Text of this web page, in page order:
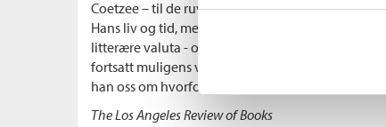
Coetzee – til de ruvende romaneneVanære,Før
Hans liv og tid, med deres utvidende
litterære valuta - og innsikten som kommer med
fortsatt muligens vår største forfatter, og (. . .) med
han oss om hvorfor. ”
The Los Angeles Review of Books